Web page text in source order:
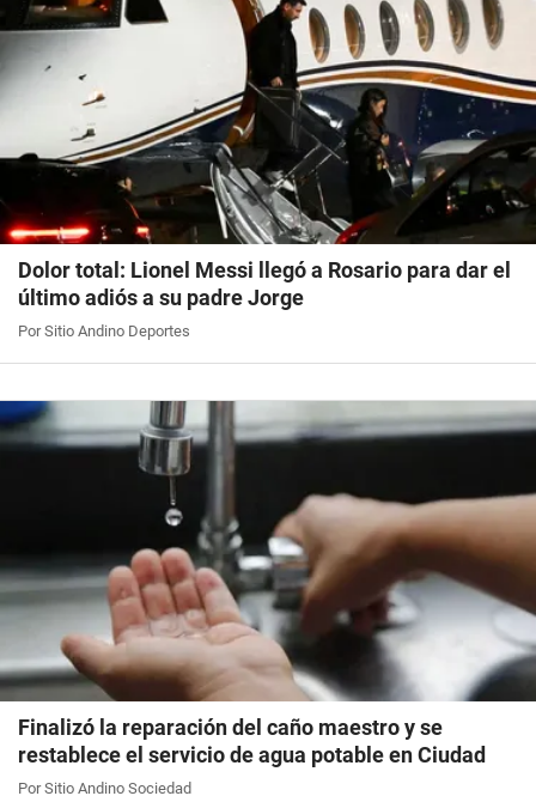
Dolor total: Lionel Messi llegó a Rosario para dar el
último adiós a su padre Jorge
Por Sitio Andino Deportes
Finalizó la reparación del caño maestro y se
restablece el servicio de agua potable en Ciudad
Por Sitio Andino Sociedad